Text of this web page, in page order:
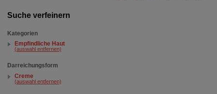
Suche verfeinern
Kategorien
Empfindliche Haut
(auswahl entfernen)
Darreichungsform
Creme
(auswahl entfernen)